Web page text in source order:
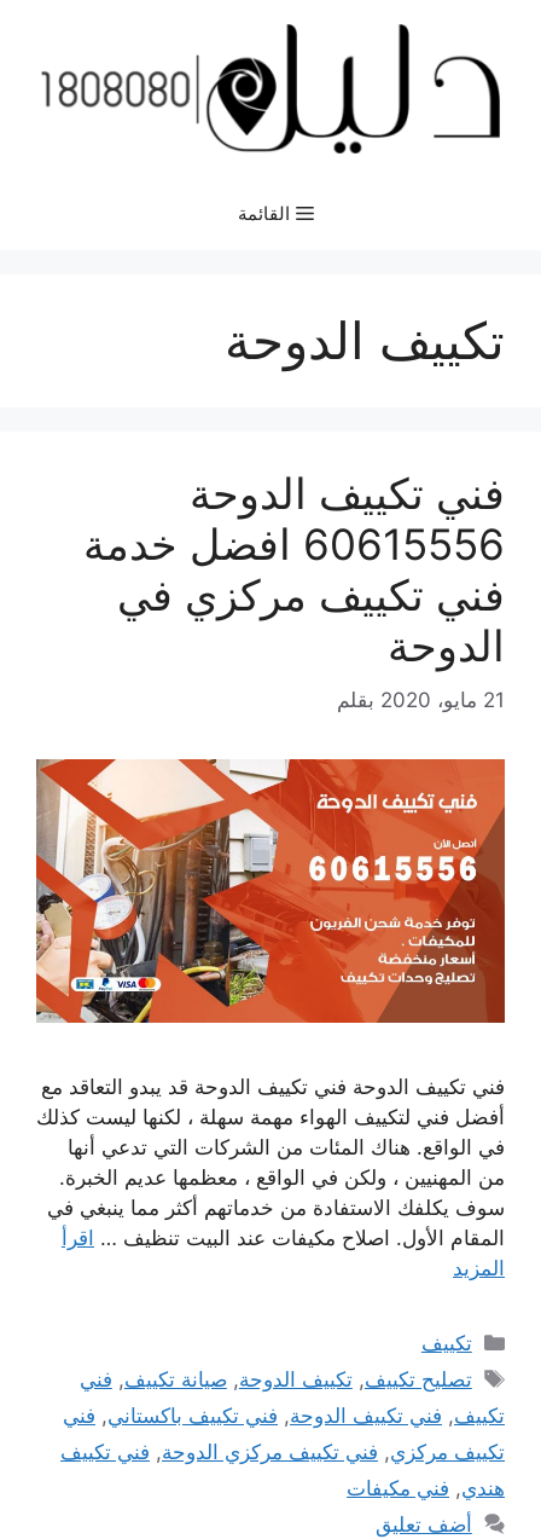
المحتوى
القائمة
تكييف الدوحة
فني تكييف الدوحة
60615556 افضل خدمة
فني تكييف مركزي في
الدوحة
21 مايو، 2020 بقلم
فني تكييف الدوحة فني تكييف الدوحة قد يبدو التعاقد مع
أفضل فني لتكييف الهواء مهمة سهلة ، لكنها ليست كذلك
في الواقع. هناك المئات من الشركات التي تدعي أنها
من المهنيين ، ولكن في الواقع ، معظمها عديم الخبرة.
سوف يكلفك الاستفادة من خدماتهم أكثر مما ينبغي في
المقام الأول. اصلاح مكيفات عند البيت تنظيف … اقرأ
المزيد
التصنيفات
تكييف
الوسوم
تصليح تكييف,تكييف الدوحة,صيانة تكييف, فني
تكييف, فني تكييف الدوحة, فني تكييف باكستاني, فني
تكييف مركزي, فني تكييف مركزي الدوحة, فني تكييف
هندي, فني مكيفات
أضف تعليق